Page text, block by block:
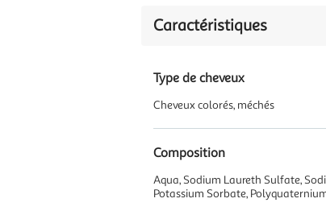
Caractéristiques
Type de cheveux
Cheveux colorés, méchés
Composition
Aqua, Sodium Laureth Sulfate,
Potassium Sorbate,